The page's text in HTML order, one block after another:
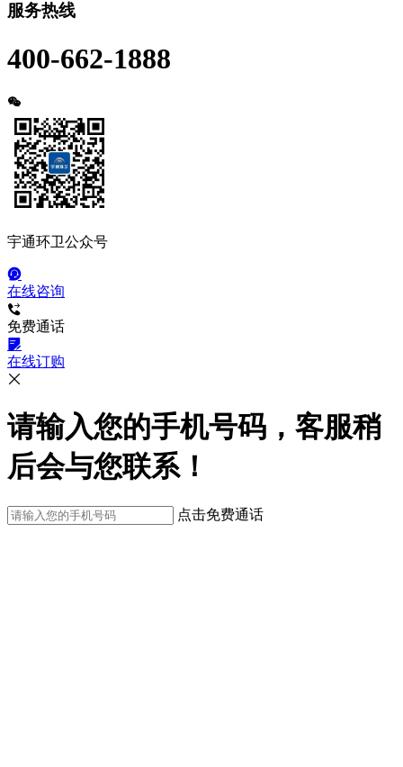
服务热线
400-662-1888
宇通环卫公众号
在线咨询
免费通话
在线订购
请输入您的手机号码，客服稍
后会与您联系！
点击免费通话